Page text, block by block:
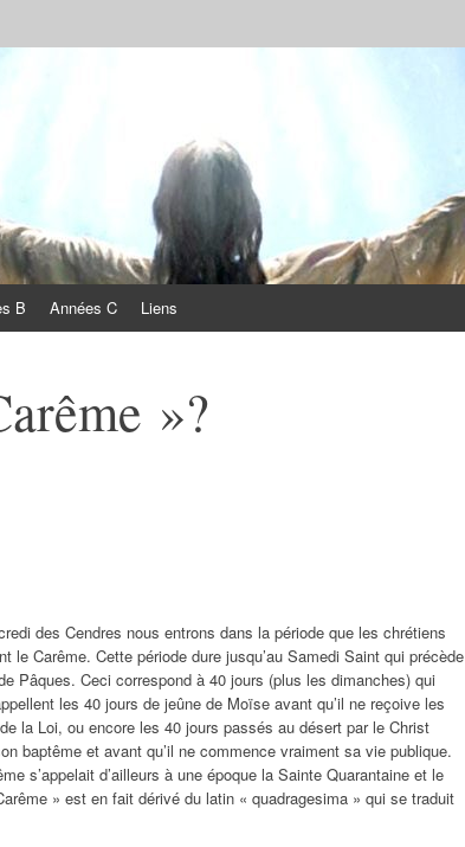
B Années C Liens
»?
des Cendres nous entrons dans la période que les chrétiens
le Carême. Cette période dure jusqu’au Samedi Saint qui précède
Pâques. Ceci correspond à 40 jours (plus les dimanches) qui
les 40 jours de jeûne de Moïse avant qu’il ne reçoive les
la Loi, ou encore les 40 jours passés au désert par le Christ
baptême et avant qu’il ne commence vraiment sa vie publique.
s’appelait d’ailleurs à une époque la Sainte Quarantaine et le
» est en fait dérivé du latin « quadragesima » qui se traduit